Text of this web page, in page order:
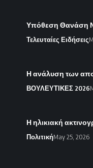
Υπόθεση Θανάση
Τελευταίες Ειδήσεις
Η ανάλυση των
ΒΟΥΛΕΥΤΙΚΕΣ 2026
Η ηλικιακή
ΠολιτικήMay 25, 2026